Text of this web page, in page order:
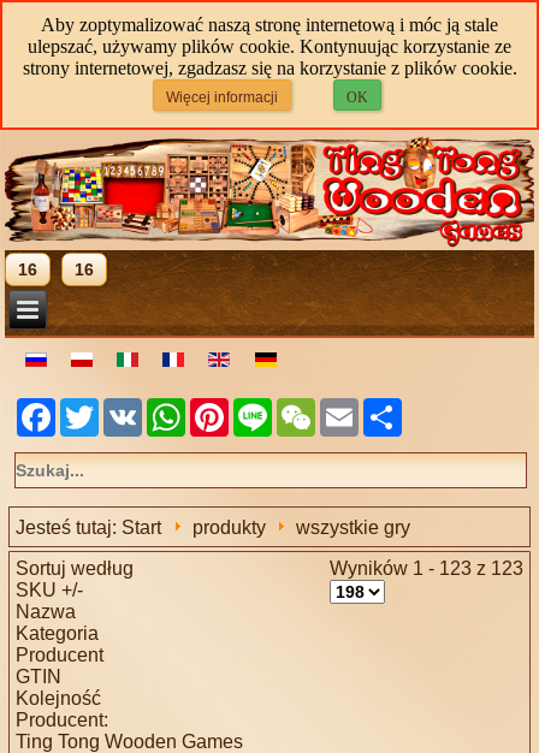
Aby zoptymalizować naszą stronę internetową i móc ją stale
ulepszać, używamy plików cookie. Kontynuując korzystanie ze
strony internetowej, zgadzasz się na korzystanie z plików cookie.
Więcej informacji OK
16 16
Facebook
TwitterVK WhatsAppPinterest
Line WeChatEmail
Jesteś tutaj: Start produkty
wszystkie gry
Sortuj według
SKU +/-
Nazwa
Kategoria
Producent
GTIN
Kolejność
Producent:
Ting Tong Wooden Games
Wyników 1 - 123 z 123